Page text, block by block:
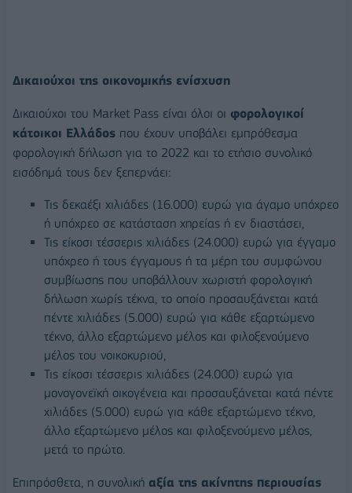
Δικαιούχοι της οικονομικής ενίσχυση
Δικαιούχοι του Market Pass είναι όλοι οι φορολογικοί
κάτοικοι Ελλάδος που έχουν υποβάλει εμπρόθεσμα
φορολογική δήλωση για το 2022 και το ετήσιο συνολικό
εισόδημά τους δεν ξεπερνάει:
Τις δεκαέξι χιλιάδες (16.000) ευρώ για άγαμο υπόχρεο
ή υπόχρεο σε κατάσταση χηρείας ή εν διαστάσει,
Τις είκοσι τέσσερις χιλιάδες (24.000) ευρώ για έγγαμο
υπόχρεο ή τους έγγαμους ή τα μέρη του συμφώνου
συμβίωσης που υποβάλλουν χωριστή φορολογική
δήλωση χωρίς τέκνα, το οποίο προσαυξάνεται κατά
πέντε χιλιάδες (5.000) ευρώ για κάθε εξαρτώμενο
τέκνο, άλλο εξαρτώμενο μέλος και φιλοξενούμενο
μέλος του νοικοκυριού,
Τις είκοσι τέσσερις χιλιάδες (24.000) ευρώ για
μονογονεϊκή οικογένεια και προσαυξάνεται κατά πέντε
χιλιάδες (5.000) ευρώ για κάθε εξαρτώμενο τέκνο,
άλλο εξαρτώμενο μέλος και φιλοξενούμενο μέλος,
μετά το πρώτο.
Επιπρόσθετα, η συνολική αξία της ακίνητης περιουσίας